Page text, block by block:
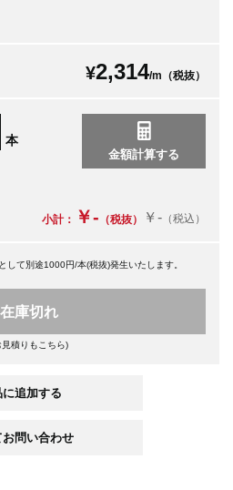
¥2,314/m（税抜）
本
小計： ￥- （税抜） ￥- （税込）
て別途1000円/本(税抜)発生いたします。
在庫切れ
見積りもこちら)